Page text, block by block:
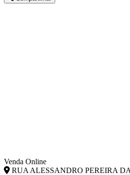
Contato
Venda Online
RUA ALESSANDRO PEREIRA